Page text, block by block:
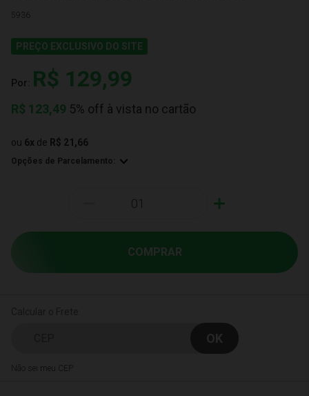
5936
PREÇO EXCLUSIVO DO SITE
Por: R$ 129,99
R$ 123,49 5% off à vista no cartão
ou 6x de R$ 21,66
Opções de Parcelamento:
+
COMPRAR
Não sei meu CEP